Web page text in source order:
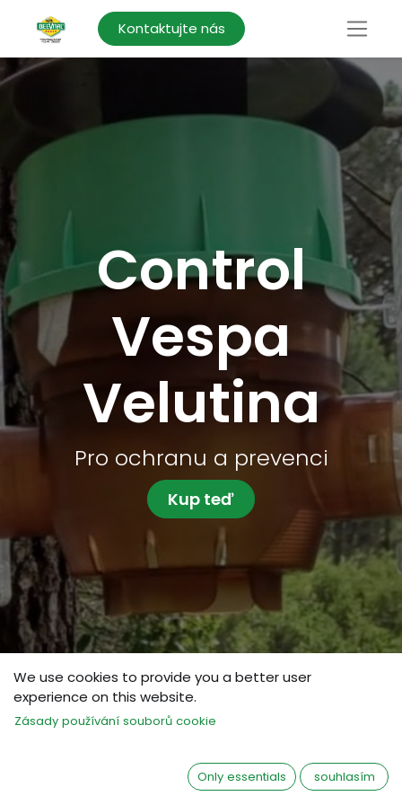
Kontaktujte nás
Control
Vespa
Velutina
Pro ochranu a prevenci
Kup teď
We use cookies to provide you a better user
experience on this website.
Zásady používání souborů cookie
Only essentials souhlasím